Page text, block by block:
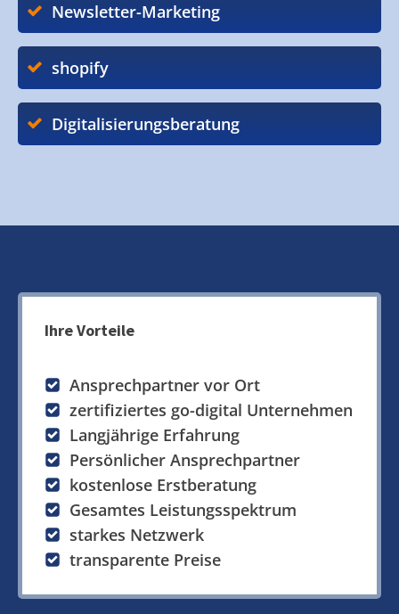
Newsletter-Marketing
shopify
Digitalisierungsberatung
Ihre Vorteile
Ansprechpartner vor Ort
zertifiziertes go-digital Unternehmen
Langjährige Erfahrung
Persönlicher Ansprechpartner
kostenlose Erstberatung
Gesamtes Leistungsspektrum
starkes Netzwerk
transparente Preise